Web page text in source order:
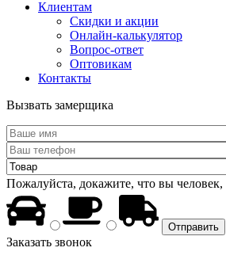
Клиентам
Скидки и акции
Онлайн-калькулятор
Вопрос-ответ
Оптовикам
Контакты
Вызвать замерщика
Пожалуйста, докажите, что вы человек,
Заказать звонок